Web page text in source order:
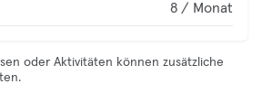
8 / Monat
oder Aktivitäten können zusätzliche